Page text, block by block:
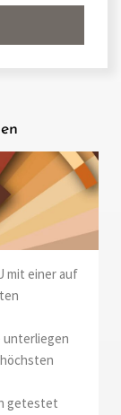
mit einer auf
unterliegen
getestet